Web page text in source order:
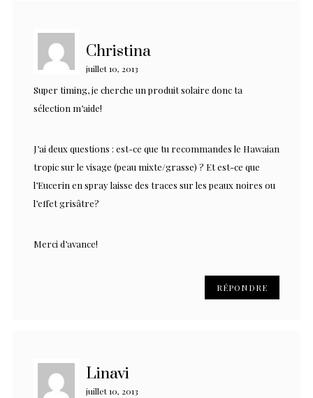
Christina
juillet 10, 2013
Super timing, je cherche un produit solaire donc ta
sélection m’aide!
J’ai deux questions : est-ce que tu recommandes le Hawaian
tropic sur le visage (peau mixte/grasse) ? Et est-ce que
l’Eucerin en spray laisse des traces sur les peaux noires ou
l’effet grisâtre?
Merci d’avance!
RÉPONDRE
Linavi
juillet 10, 2013